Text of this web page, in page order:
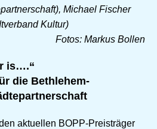
Michael Fischer
Kultur)
Fotos: Markus Bollen
is….“
die Bethlehem-
aktuellen BOPP-Preisträger